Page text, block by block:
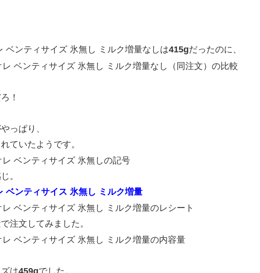
ベンティサイズ 氷無し ミルク増量なしは415gだったのに、
！
っぱり、
ていたようです。
。
ベンティサイス 氷無し ミルク増量
注文してみました。